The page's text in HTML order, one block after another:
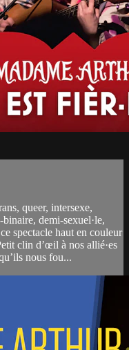
queer, intersexe,
demi-sexuel·le,
spectacle haut en couleur
clin d’œil à nos allié·es
nous fou...